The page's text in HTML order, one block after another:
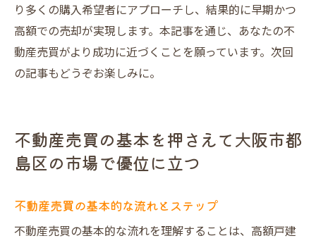
り多くの購入希望者にアプローチし、結果的に早期かつ
高額での売却が実現します。本記事を通じ、あなたの不
動産売買がより成功に近づくことを願っています。次回
の記事もどうぞお楽しみに。
不動産売買の基本を押さえて大阪市都
島区の市場で優位に立つ
不動産売買の基本的な流れとステップ
不動産売買の基本的な流れを理解することは、高額戸建